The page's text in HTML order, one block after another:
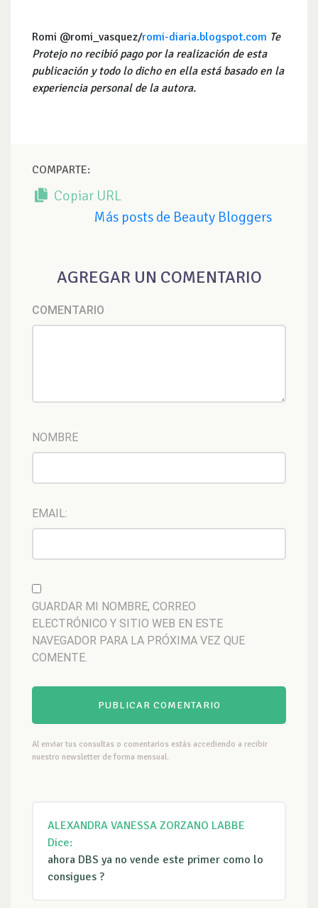
Romi @romi_vasquez/romi-diaria.blogspot.com Te
Protejo no recibió pago por la realización de esta
publicación y todo lo dicho en ella está basado en la
experiencia personal de la autora.
COMPARTE:
Copiar URL
Más posts de Beauty Bloggers
AGREGAR UN COMENTARIO
COMENTARIO
NOMBRE
EMAIL:
GUARDAR MI NOMBRE, CORREO
ELECTRÓNICO Y SITIO WEB EN ESTE
NAVEGADOR PARA LA PRÓXIMA VEZ QUE
COMENTE.
Al enviar tus consultas o comentarios estás accediendo a recibir
nuestro newsletter de forma mensual.
ALEXANDRA VANESSA ZORZANO LABBE
Dice:
ahora DBS ya no vende este primer como lo
consigues ?